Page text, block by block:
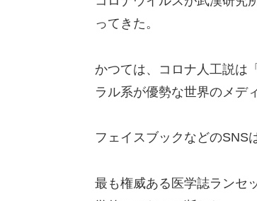
ってきた。
かつては、コロナ人工説は
ラル系が優勢な世界のメデ
フェイスブックなどのSNS
最も権威ある医学誌ランセ